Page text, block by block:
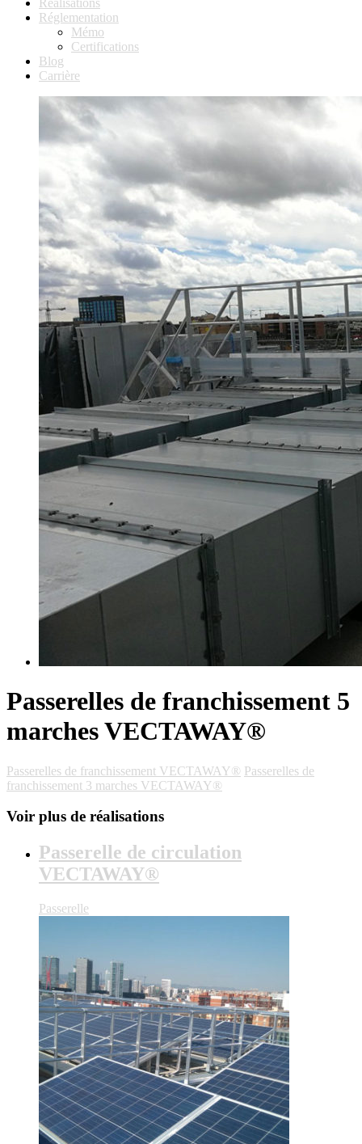
Réglementation
Mémo
Certifications
Blog
Carrière
Passerelles de franchissement 5
marches VECTAWAY®
Passerelles de franchissement VECTAWAY® Passerelles de
franchissement 3 marches VECTAWAY®
Voir plus de réalisations
Passerelle de circulation
VECTAWAY®
Passerelle